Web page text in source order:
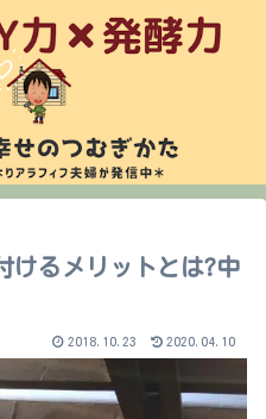
けるメリットとは?中
2018.10.23 2020.04.10